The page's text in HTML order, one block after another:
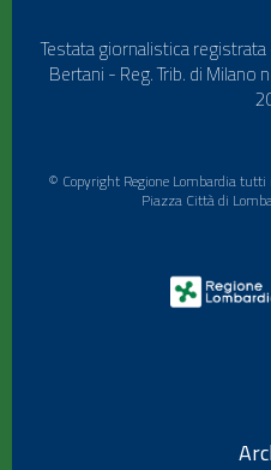
Testata giornalistica
Bertani - Reg. Trib. di
© Copyright Regione Lombardia
Piazza Città di